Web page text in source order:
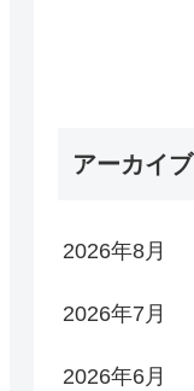
アーカイブ
2026年8月
2026年7月
2026年6月